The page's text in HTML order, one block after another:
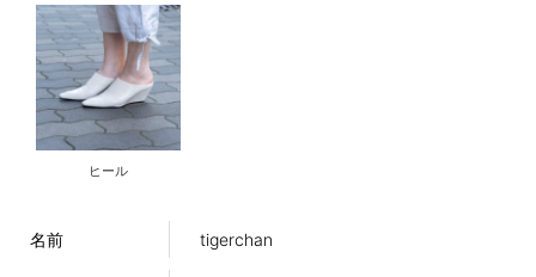
ヒール
名前 tigerchan